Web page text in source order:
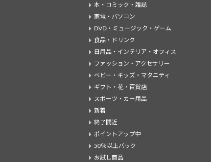
本・コミック・雑誌
家電・パソコン
DVD・ミュージック・ゲーム
食品・ドリンク
日用品・インテリア・オフィス
ファッション・アクセサリー
ベビー・キッズ・マタニティ
ギフト・花・百貨店
スポーツ・カー用品
新着
終了間近
ポイントアップ中
50％以上バック
お試し商品